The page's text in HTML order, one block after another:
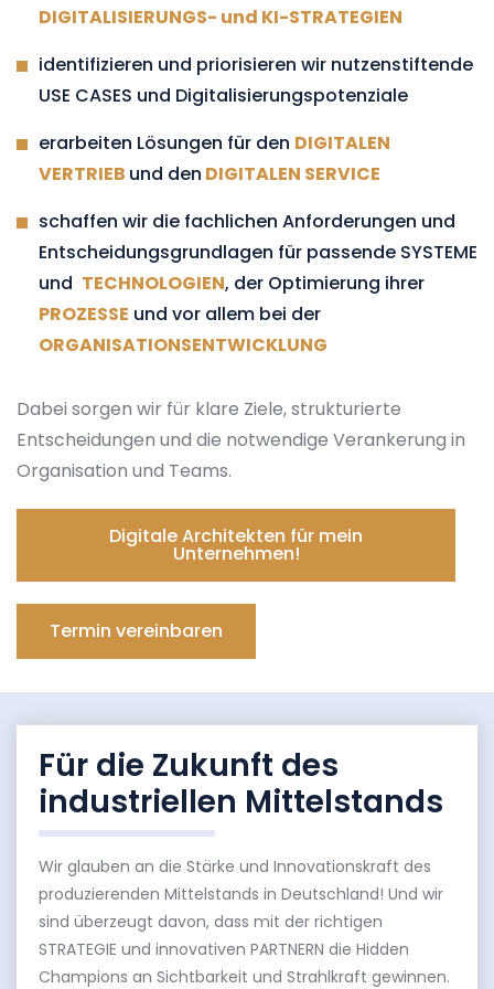
DIGITALISIERUNGS- und KI-STRATEGIEN
identifizieren und priorisieren wir nutzenstiftende
USE CASES und Digitalisierungspotenziale
erarbeiten Lösungen für den DIGITALEN
VERTRIEB und den DIGITALEN SERVICE
schaffen wir die fachlichen Anforderungen und
Entscheidungsgrundlagen für passende SYSTEME
und TECHNOLOGIEN, der Optimierung ihrer
PROZESSE und vor allem bei der
ORGANISATIONSENTWICKLUNG
Dabei sorgen wir für klare Ziele, strukturierte
Entscheidungen und die notwendige Verankerung in
Organisation und Teams.
Digitale Architekten für mein
Unternehmen!
Termin vereinbaren
Für die Zukunft des
industriellen Mittelstands
Wir glauben an die Stärke und Innovationskraft des
produzierenden Mittelstands in Deutschland! Und wir
sind überzeugt davon, dass mit der richtigen
STRATEGIE und innovativen PARTNERN die Hidden
Champions an Sichtbarkeit und Strahlkraft gewinnen.